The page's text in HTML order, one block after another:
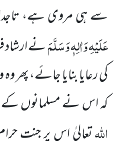
سے ہی مروی ہے،
عَلَیْہِ وَاٰلِہٖ وَسَلَّمَنے ارشاد
کی رعایا بنایا جائے،
کہ اس نے مسلمانوں
اللہتعالیٰ اس پر جنت